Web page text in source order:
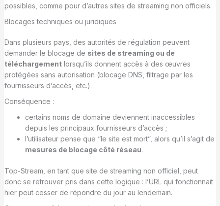
possibles, comme pour d’autres sites de streaming non officiels.
Blocages techniques ou juridiques
Dans plusieurs pays, des autorités de régulation peuvent
demander le blocage de sites de streaming ou de
téléchargementlorsqu’ils donnent accès à des œuvres
protégées sans autorisation (blocage DNS, filtrage par les
fournisseurs d’accès, etc.).
Conséquence :
certains noms de domaine deviennent inaccessibles
depuis les principaux fournisseurs d’accès ;
l’utilisateur pense que “le site est mort”, alors qu’il s’agit de
mesures de blocage côté réseau.
Top-Stream, en tant que site de streaming non officiel, peut
donc se retrouver pris dans cette logique : l’URL qui fonctionnait
hier peut cesser de répondre du jour au lendemain.